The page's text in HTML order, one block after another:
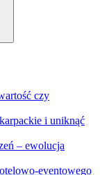
czy
i uniknąć
– ewolucja
eventowego